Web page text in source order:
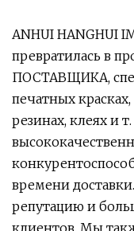
ANHUI HANGHUI
превратилась в
ПОСТАВЩИКА,
печатных красках,
резинах, клеях и
времени
репутацию и
клиентов. Мы